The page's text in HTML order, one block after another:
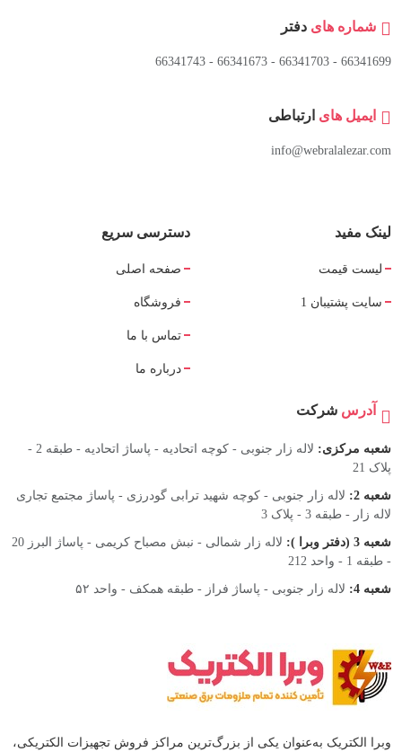
شماره های دفتر
66341699 - 66341703 - 66341673 - 66341743
ایمیل های ارتباطی
info@webralalezar.com
لینک مفید
لیست قیمت
سایت پشتیبان 1
دسترسی سریع
صفحه اصلی
فروشگاه
تماس با ما
درباره ما
آدرس شرکت
شعبه مرکزی:
لاله زار جنوبی - کوچه اتحادیه - پاساژ اتحادیه - طبقه 2 -
پلاک 21
شعبه 2:
لاله زار جنوبی - کوچه شهید ترابی گودرزی - پاساژ مجتمع تجاری
لاله زار - طبقه 3 - پلاک 3
شعبه 3 (دفتر وبرا ):
لاله زار شمالی - نبش مصباح کریمی - پاساژ البرز 20
- طبقه 1 - واحد 212
شعبه 4: لاله زار جنوبی - پاساژ فراز - طبقه همکف - واحد ۵۲
وبرا الکتریک به‌عنوان یکی از بزرگ‌ترین مراکز فروش تجهیزات الکتریکی،